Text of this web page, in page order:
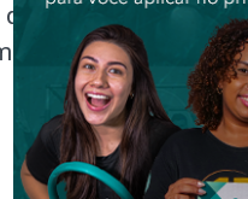
neste
vez que eu